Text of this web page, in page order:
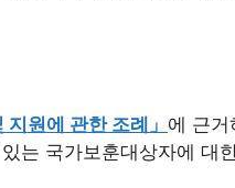
원에 관한 조례」 에 근거
는 국가보훈대상자에 대